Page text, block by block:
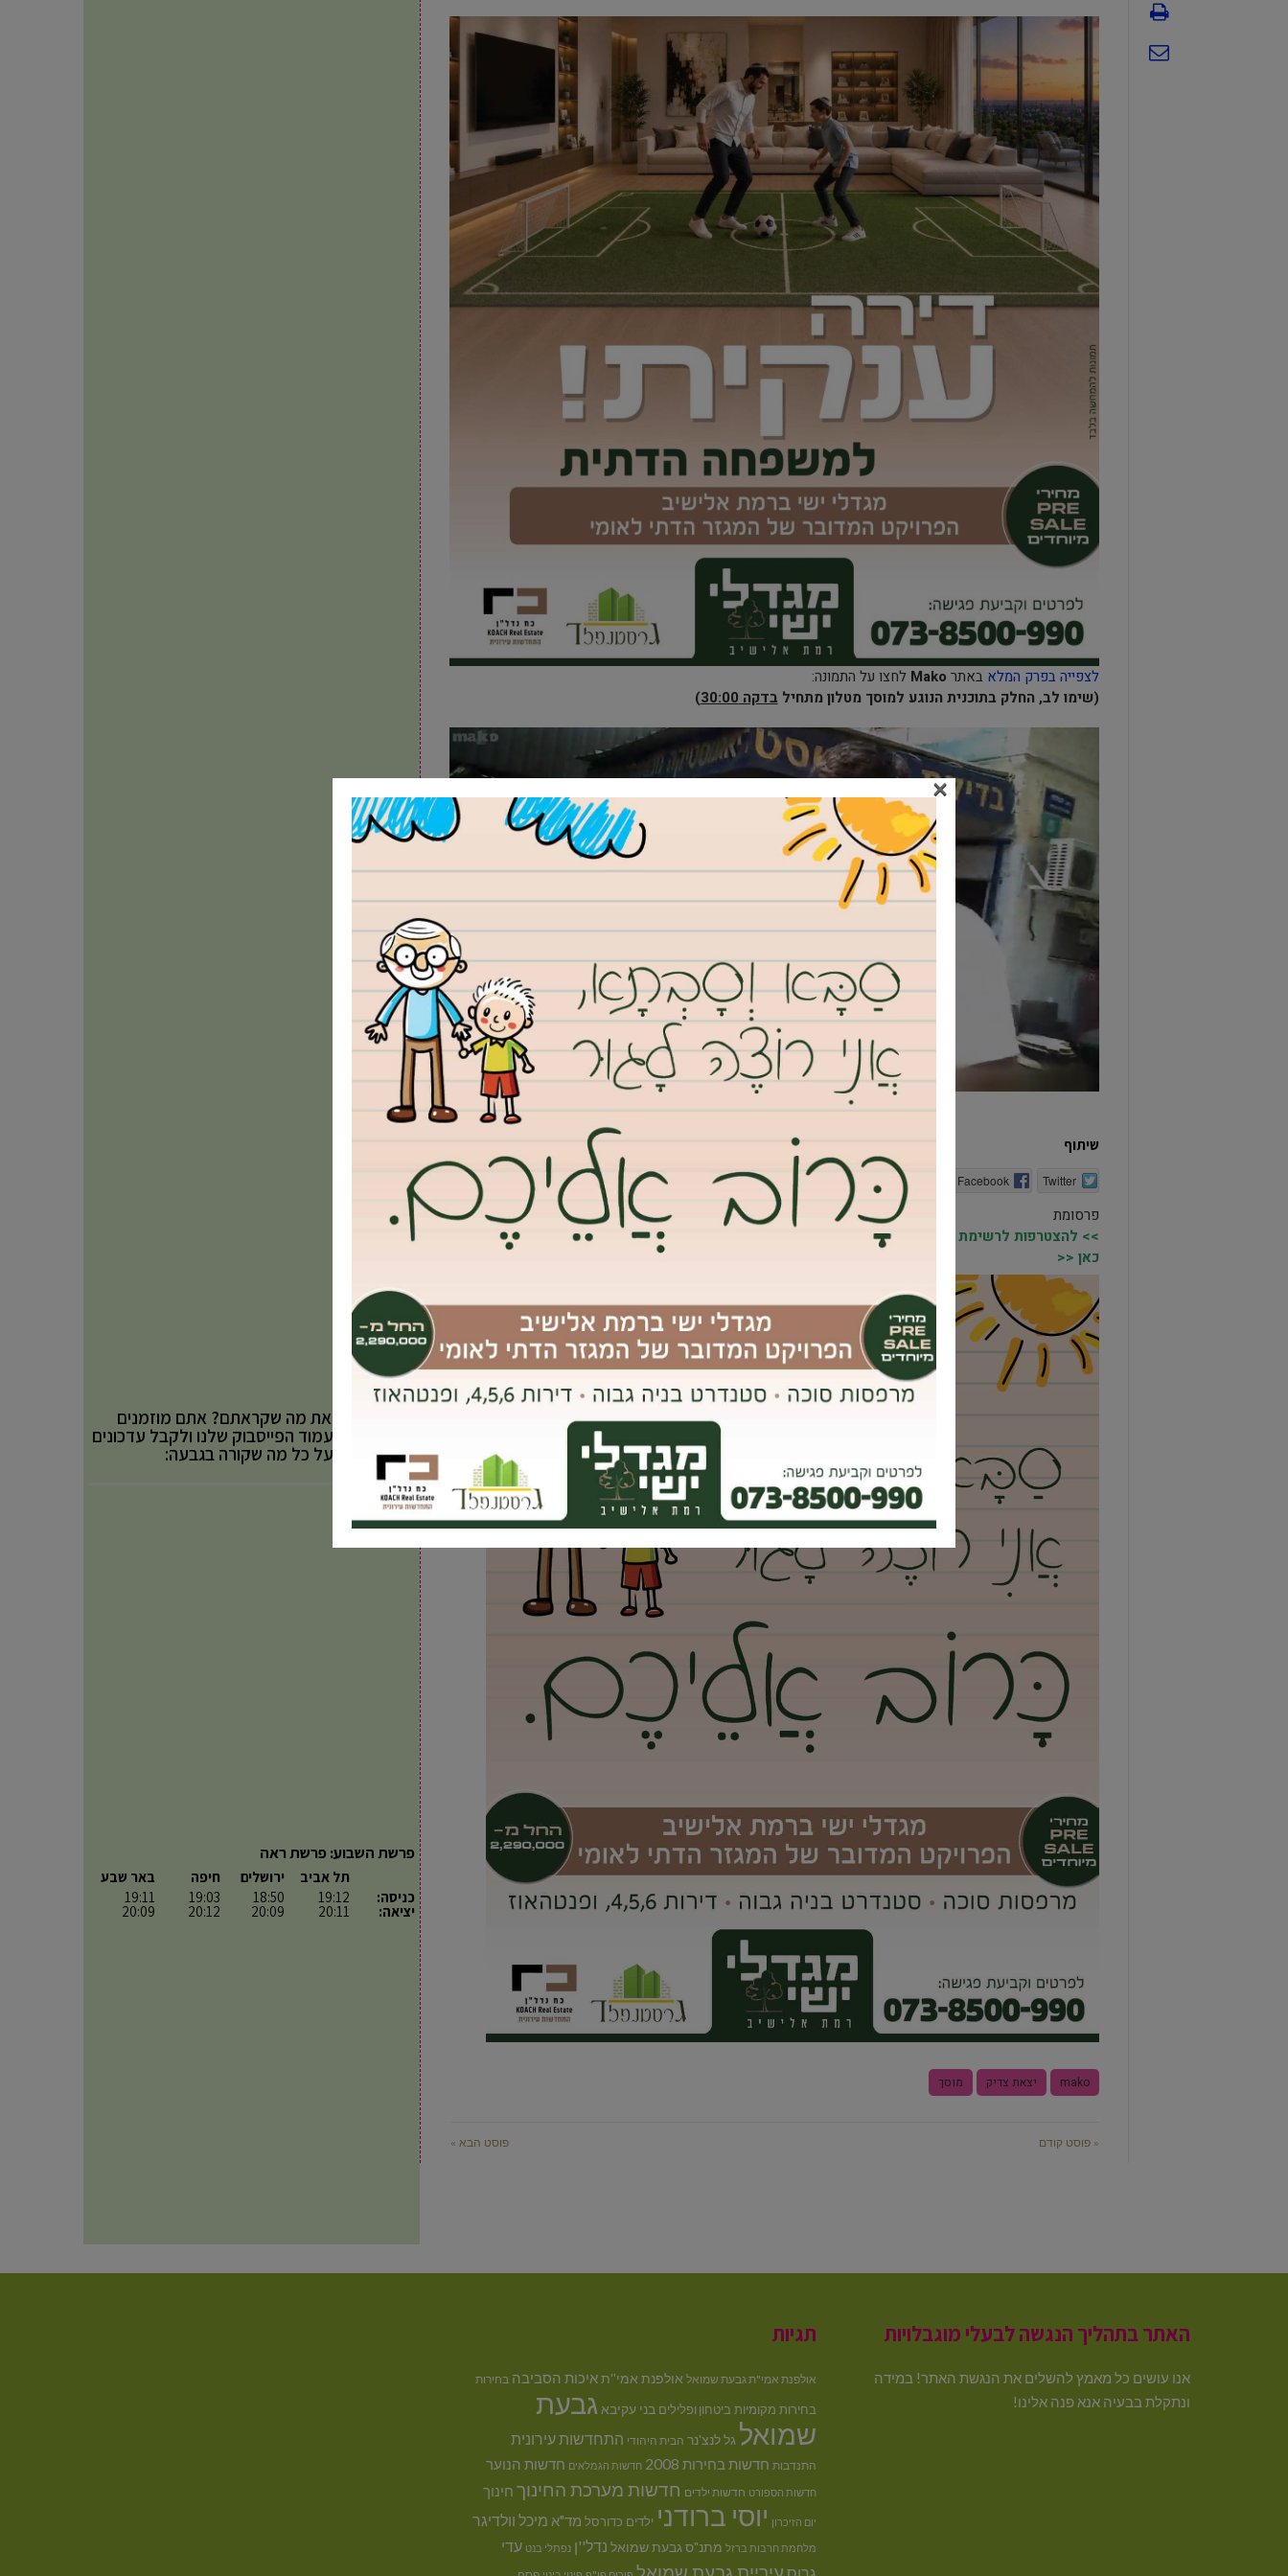
לצפייה בפרק המלא באתר Mako לחצו על התמונה:
(שימו לב, החלק בתוכנית הנוגע למוסך מטלון מתחילבדקה 30:00 )
עידו רוקח מ”מוסך מטלון”. צילום מסך
שיתוף
Twitter
Facebook הדפסה אימייל
פרסומת
>> להצטרפות לרשימת התפוצה של מקומונט גבעת שמואל וקבלת כל העדכונים ראשונים בווטסאפ, לחץ/י
כאן <<
mako יצאת צדיק מוסך
« פוסט קודם פוסט הבא »
אהבתם את מה שקראתם? אתם מוזמנים
לעקוב אחר עמוד הפייסבוק שלנו ולקבל עדכונים
באופן שוטף על כל מה שקורה בגבעה:
פרשת השבוע: פרשת ראה
כניסה:
יציאה:
תל אביב
19:12
20:11
ירושלים
18:50
20:09
חיפה
19:03
20:12
באר שבע
19:11
20:09
האתר בתהליך הנגשה לבעלי מוגבלויות
אנו עושים כל מאמץ להשלים את הנגשת האתר! במידה
ונתקלת בבעיה אנא פנה אלינו!
תגיות
אולפנת אמי"ת גבעת שמואל אולפנת אמי''תאיכות הסביבה בחירות
בחירות מקומיות ביטחון ופלילים בני עקיבא גבעת
שמואל גל לנצ'נר הבית היהודי התחדשות עירונית
התנדבות חדשות בחירות 2008 חדשות הגמלאים חדשות הנוער
חדשות הספורט חדשות ילדים חדשות מערכת החינוך חינוך
יום הזיכרון יוסי ברודני ילדים כדורסל מד"א מיכל וולדיגר
מלחמת חרבות ברזל מתנ"ס גבעת שמואל נדל''ן נפתלי בנט עדי
×